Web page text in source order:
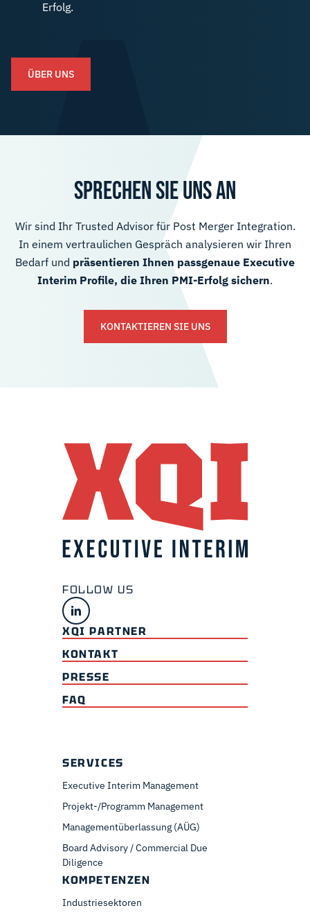
Erfolg.
ÜBER UNS
SPRECHEN SIE UNS AN
Wir sind Ihr Trusted Advisor für Post Merger Integration.
In einem vertraulichen Gespräch analysieren wir Ihren
Bedarf und präsentieren Ihnen passgenaue Executive
Interim Proﬁle, die Ihren PMI-Erfolg sichern.
KONTAKTIEREN SIE UNS
XQI PARTNER
KONTAKT
PRESSE
FAQ
SERVICES
Executive Interim Management
Projekt-/Programm Management
Managementüberlassung (AÜG)
Board Advisory / Commercial Due
Diligence
KOMPETENZEN
Industriesektoren